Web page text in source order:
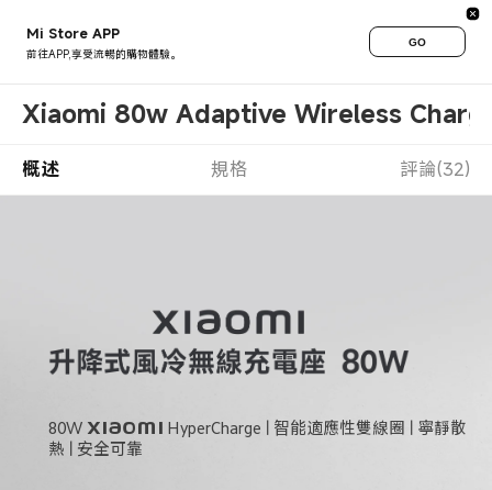
Mi Store APP
前往APP,享受流暢的購物體驗。
GO
Xiaomi 80w Adaptive Wireless
概述 規格 評論(32)
80W Xiaomi HyperCharge | 智能適應性雙線圈 | 寧靜散
熱 | 安全可靠